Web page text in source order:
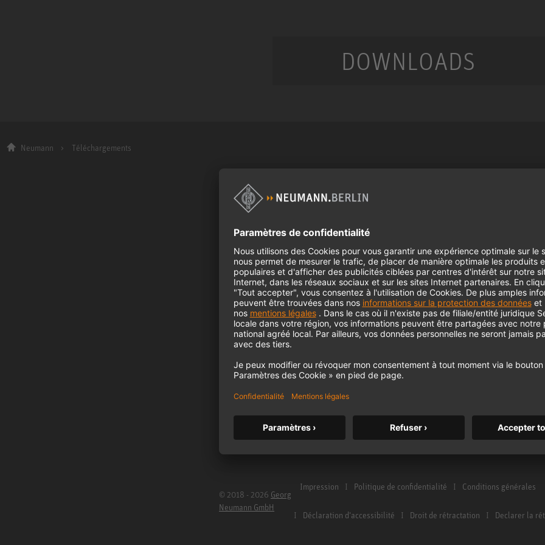
DOWNLOADS
Neumann Téléchargements
Entreprise
A propos de nous
Actualités
Neumann dans le home studio
Inscription à la newsletter
Emplois
Téléchargements
Garantie
Service et réparation
Distributeurs et points de service
Glossaire Microphones
Glossaire Moniteurs
Accessoires pour
Moniteurs
Accessoires pour
Casques d'écoute
Produits
© 2018 - 2026 Georg
Neumann GmbH
Impression Politique de confidentialité Conditions générales
Déclaration d'accessibilité Droit de rétractation Declarer la